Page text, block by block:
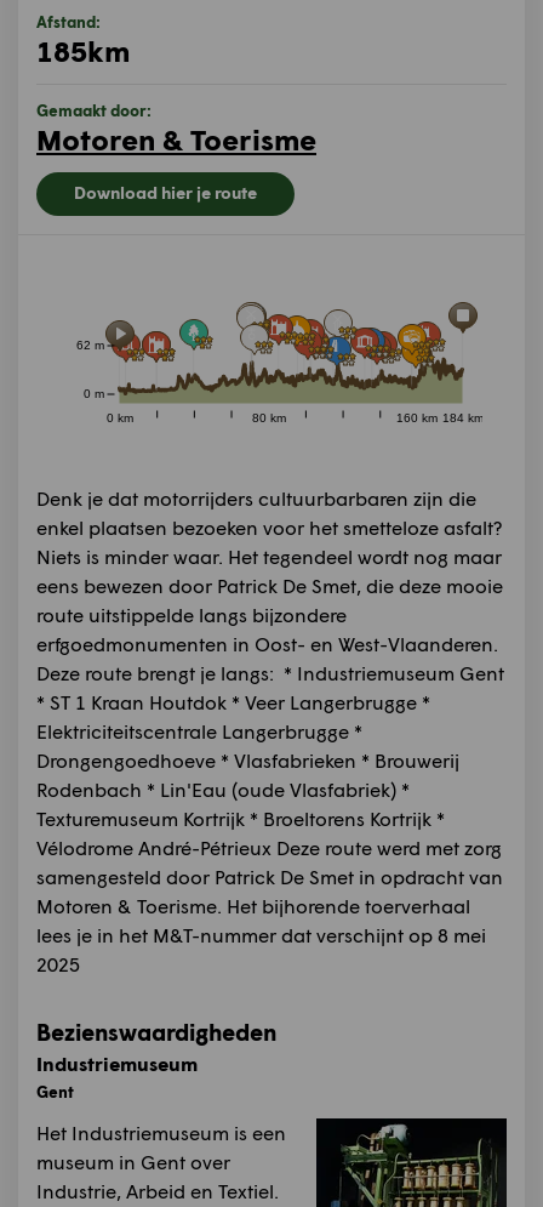
0 km 80 km 160 km 184 km
0 m
62 m
Denk je dat motorrijders cultuurbarbaren zijn die
enkel plaatsen bezoeken voor het smetteloze asfalt?
Niets is minder waar. Het tegendeel wordt nog maar
eens bewezen door Patrick De Smet, die deze mooie
route uitstippelde langs bijzondere
erfgoedmonumenten in Oost- en West-Vlaanderen.
Deze route brengt je langs: * Industriemuseum Gent
* ST 1 Kraan Houtdok * Veer Langerbrugge *
Elektriciteitscentrale Langerbrugge *
Drongengoedhoeve * Vlasfabrieken * Brouwerij
Rodenbach * Lin'Eau (oude Vlasfabriek) *
Texturemuseum Kortrijk * Broeltorens Kortrijk *
Vélodrome André-Pétrieux Deze route werd met zorg
samengesteld door Patrick De Smet in opdracht van
Motoren & Toerisme. Het bijhorende toerverhaal
lees je in het M&T-nummer dat verschijnt op 8 mei
2025
Bezienswaardigheden
Industriemuseum
Gent
Het Industriemuseum is een
museum in Gent over
Industrie, Arbeid en Textiel.
Afstand:
185km
Gemaakt door:
Motoren & Toerisme
Download hier je route